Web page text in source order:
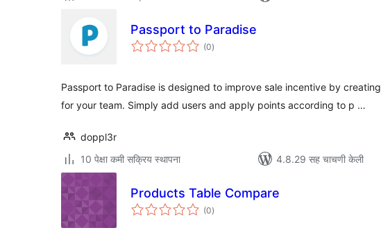
Passport to Paradise
(0एकूण
मूल्यांकन
)
Passport to Paradise is designed to improve sale incentive by
for your team. Simply add users and apply points according to p …
doppl3r
10 पेक्षा कमी सक्रिय स्थापना
4.8.29 सह चाचणी केली
Products Table Compare
(0एकूण
मूल्यांकन
)